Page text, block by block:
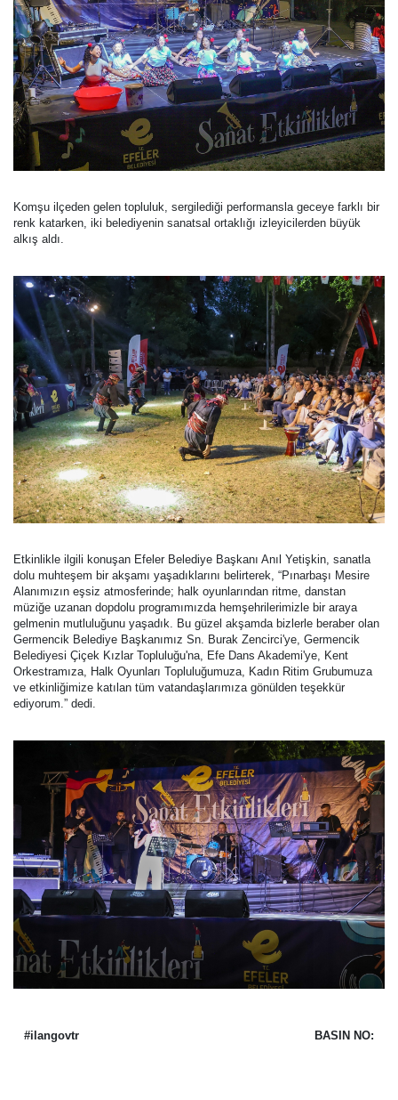
Komşu ilçeden gelen topluluk, sergilediği performansla geceye farklı bir
renk katarken, iki belediyenin sanatsal ortaklığı izleyicilerden büyük
alkış aldı.
Etkinlikle ilgili konuşan Efeler Belediye Başkanı Anıl Yetişkin, sanatla
dolu muhteşem bir akşamı yaşadıklarını belirterek, “Pınarbaşı Mesire
Alanımızın eşsiz atmosferinde; halk oyunlarından ritme, danstan
müziğe uzanan dopdolu programımızda hemşehrilerimizle bir araya
gelmenin mutluluğunu yaşadık. Bu güzel akşamda bizlerle beraber olan
Germencik Belediye Başkanımız Sn. Burak Zencirci'ye, Germencik
Belediyesi Çiçek Kızlar Topluluğu'na, Efe Dans Akademi'ye, Kent
Orkestramıza, Halk Oyunları Topluluğumuza, Kadın Ritim Grubumuza
ve etkinliğimize katılan tüm vatandaşlarımıza gönülden teşekkür
ediyorum.” dedi.
#ilangovtr BASIN NO: